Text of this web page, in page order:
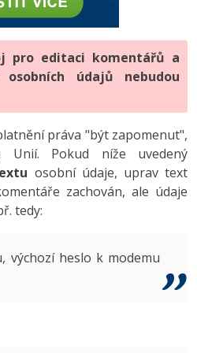
SEO
vzory
vzory
aplikací
-80%
-25%
pro editaci komentářů a
údajů nebudou
práva "být zapomenut",
Unií. Pokud níže uvedený
osobní údaje, uprav text
zachován, ale údaje
tedy:
výchozí heslo k modemu